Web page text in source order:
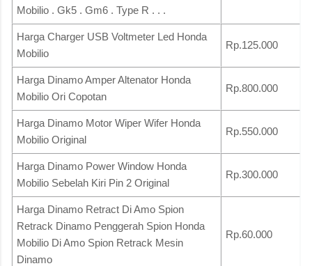
Mobilio . Gk5 . Gm6 . Type R . . .
Harga Charger USB Voltmeter Led Honda
Mobilio
Rp.125.000
Harga Dinamo Amper Altenator Honda
Mobilio Ori Copotan
Rp.800.000
Harga Dinamo Motor Wiper Wifer Honda
Mobilio Original
Rp.550.000
Harga Dinamo Power Window Honda
Mobilio Sebelah Kiri Pin 2 Original
Rp.300.000
Harga Dinamo Retract Di Amo Spion
Retrack Dinamo Penggerah Spion Honda
Mobilio Di Amo Spion Retrack Mesin
Dinamo
Rp.60.000